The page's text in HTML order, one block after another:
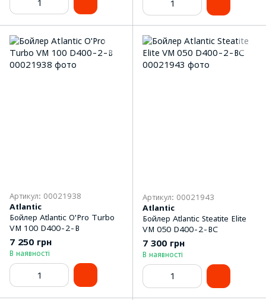
Артикул: 00021938
Atlantic
Бойлер Atlantic O'Pro Turbo
VM 100 D400-2-B
7 250 грн
В наявності
Артикул: 00021943
Atlantic
Бойлер Atlantic Steatite Elite
VM 050 D400-2-BC
7 300 грн
В наявності